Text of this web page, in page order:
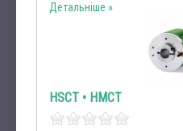
Детальніше
HSCT • HMCT